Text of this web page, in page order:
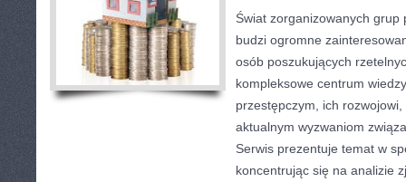
Świat zorganizowanych grup
budzi ogromne
osób poszukujących
kompleksowe centrum
przestępczym, ich
aktualnym wyzwaniom
Serwis prezentuje temat w
koncentrując się na analizie